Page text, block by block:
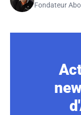
Fondateur